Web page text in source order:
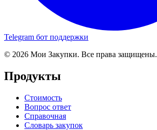
Telegram бот поддержки
© 2026 Мои Закупки. Все права защищены.
Продукты
Стоимость
Вопрос ответ
Справочная
Словарь закупок